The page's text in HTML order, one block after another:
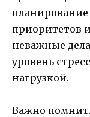
планирование
приоритетов
неважные
уровень
нагрузкой.
Важно